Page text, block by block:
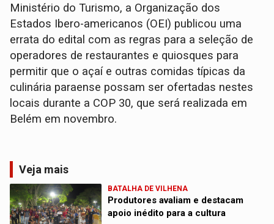
Ministério do Turismo, a Organização dos
Estados Ibero-americanos (OEI) publicou uma
errata do edital com as regras para a seleção de
operadores de restaurantes e quiosques para
permitir que o açaí e outras comidas típicas da
culinária paraense possam ser ofertadas nestes
locais durante a COP 30, que será realizada em
Belém em novembro.
Veja mais
BATALHA DE VILHENA
Produtores avaliam e destacam
apoio inédito para a cultura